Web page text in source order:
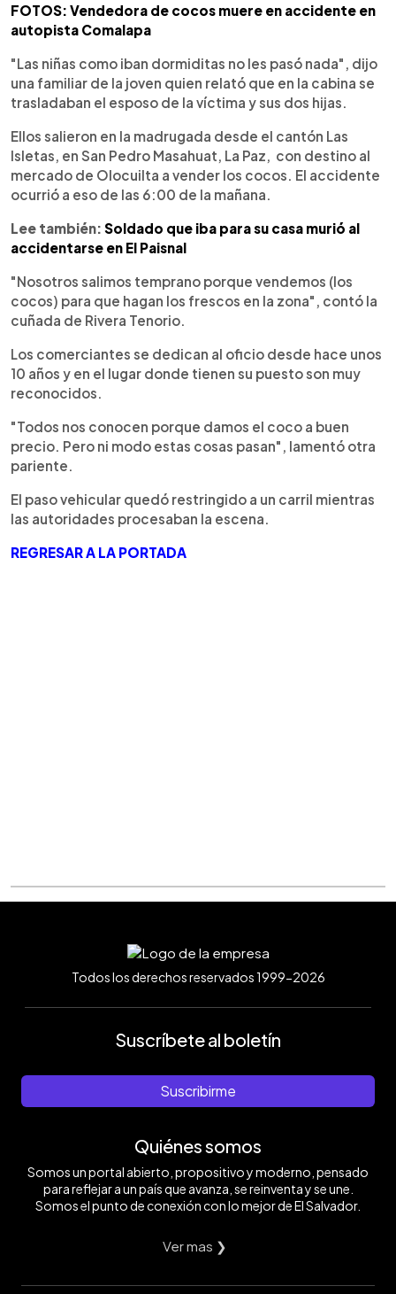
FOTOS: Vendedora de cocos muere en accidente en
autopista Comalapa
"Las niñas como iban dormiditas no les pasó nada", dijo
una familiar de la joven quien relató que en la cabina se
trasladaban el esposo de la víctima y sus dos hijas.
Ellos salieron en la madrugada desde el cantón Las
Isletas, en San Pedro Masahuat, La Paz, con destino al
mercado de Olocuilta a vender los cocos. El accidente
ocurrió a eso de las 6:00 de la mañana.
Lee también: Soldado que iba para su casa murió al
accidentarse en El Paisnal
"Nosotros salimos temprano porque vendemos (los
cocos) para que hagan los frescos en la zona", contó la
cuñada de Rivera Tenorio.
Los comerciantes se dedican al oficio desde hace unos
10 años y en el lugar donde tienen su puesto son muy
reconocidos.
"Todos nos conocen porque damos el coco a buen
precio. Pero ni modo estas cosas pasan", lamentó otra
pariente.
El paso vehicular quedó restringido a un carril mientras
las autoridades procesaban la escena.
REGRESAR A LA PORTADA
Todos los derechos reservados 1999-2026
Suscríbete al boletín
Suscribirme
Quiénes somos
Somos un portal abierto, propositivo y moderno, pensado
para reflejar a un país que avanza, se reinventa y se une.
Somos el punto de conexión con lo mejor de El Salvador.
Ver mas ❯